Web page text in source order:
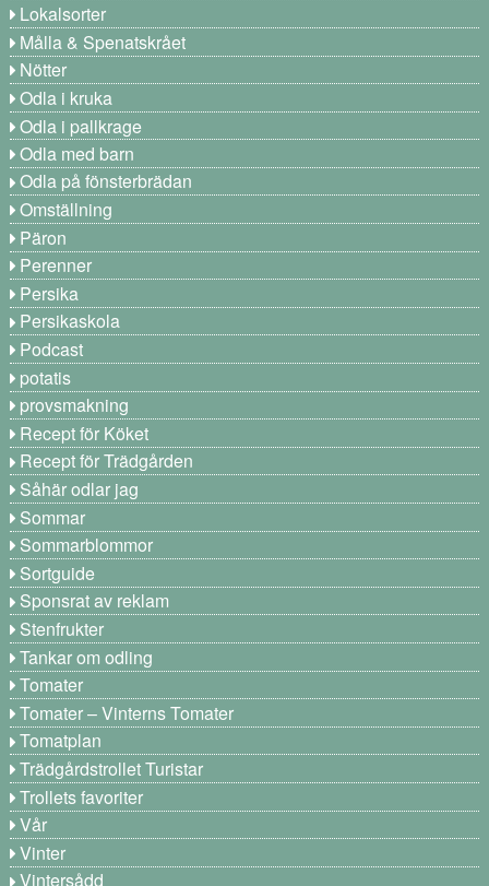
Lokalsorter
Målla & Spenatskrået
Nötter
Odla i kruka
Odla i pallkrage
Odla med barn
Odla på fönsterbrädan
Omställning
Päron
Perenner
Persika
Persikaskola
Podcast
potatis
provsmakning
Recept för Köket
Recept för Trädgården
Såhär odlar jag
Sommar
Sommarblommor
Sortguide
Sponsrat av reklam
Stenfrukter
Tankar om odling
Tomater
Tomater – Vinterns Tomater
Tomatplan
Trädgårdstrollet Turistar
Trollets favoriter
Vår
Vinter
Vintersådd